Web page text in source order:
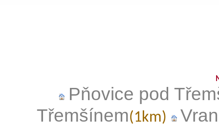
Pňovice pod
Třemšínem(1km)